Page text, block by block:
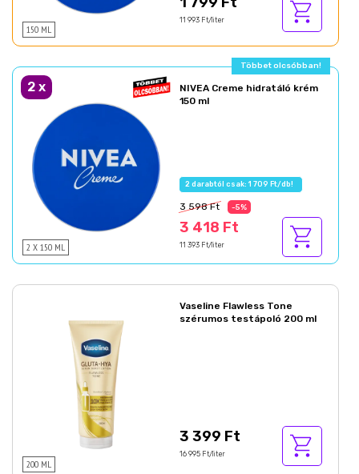
150 ML
11 993 Ft/liter
Többet olcsóbban!
2 x
2 X 150 ML
NIVEA Creme hidratáló krém
150 ml
2 darabtól csak: 1 709 Ft/db!
3 598 Ft -5%
3 418 Ft
11 393 Ft/liter
200 ML
Vaseline Flawless Tone
szérumos testápoló 200 ml
3 399 Ft
16 995 Ft/liter